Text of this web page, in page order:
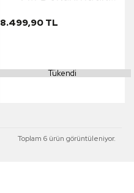
Printer
8.499,90 TL
Tükendi
Toplam 6 ürün görüntüleniyor.